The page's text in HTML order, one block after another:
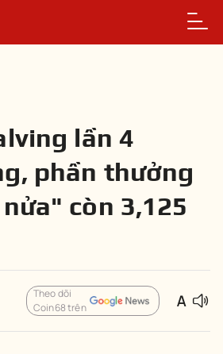
lần 4
phần thưởng
còn 3,125
Theo dõi
Coin68 trên